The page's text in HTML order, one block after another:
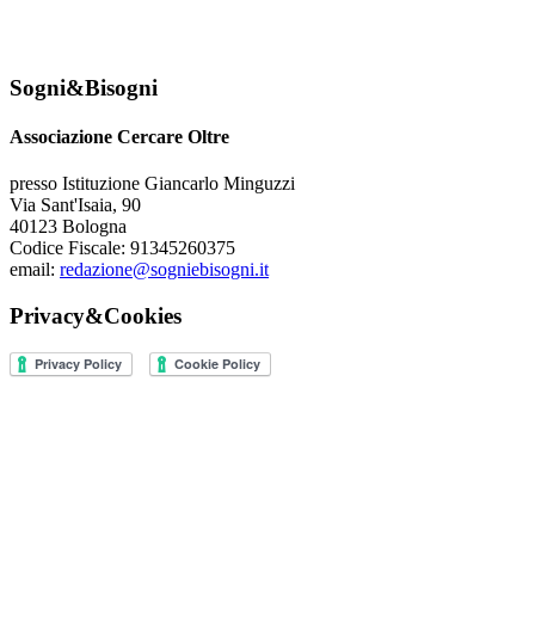
Sogni&Bisogni
Associazione Cercare Oltre
presso Istituzione Giancarlo Minguzzi
Via Sant'Isaia, 90
40123 Bologna
Codice Fiscale: 91345260375
email: redazione@sogniebisogni.it
Privacy&Cookies